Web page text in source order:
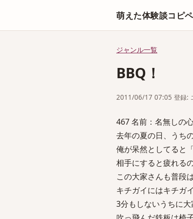
萌えた体験談コピ
ジャンル一覧
BBQ！
2011/06/17 07:05 登録:
467 名前：名無しの
去年の夏の日、うち
俺が呆然としてると
相手にすると疲れる
この大家さんも普段
キチガイにはキチガ
3分もしないうちに